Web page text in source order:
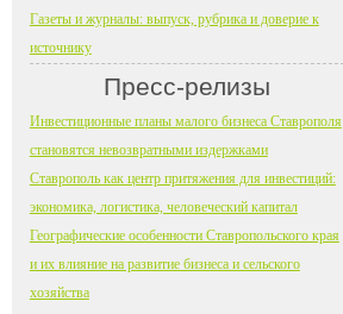
Газеты и журналы: выпуск, рубрика и доверие к
источнику
Пресс-релизы
Инвестиционные планы малого бизнеса Ставрополя
становятся невозвратными издержками
Ставрополь как центр притяжения для инвестиций:
экономика, логистика, человеческий капитал
Географические особенности Ставропольского края
и их влияние на развитие бизнеса и сельского
хозяйства